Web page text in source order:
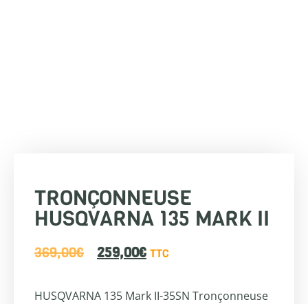
TRONÇONNEUSE
HUSQVARNA 135 MARK II
369,00€ 259,00€ TTC
HUSQVARNA 135 Mark II-35SN Tronçonneuse